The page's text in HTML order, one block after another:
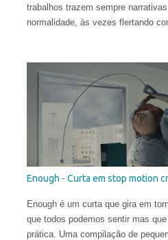
trabalhos trazem sempre
normalidade, às vezes flertando
estudou História da Arte na
Depois de viver e pintar
Oslo, Noruega, recentemente ela
DC. Suas obras circulam o
permanentes de vários museus
Enough - Curta em stop motion
Enough é um curta que gira em
que todos podemos sentir mas
prática. Uma compilação de